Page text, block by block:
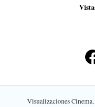
Visualizaciones